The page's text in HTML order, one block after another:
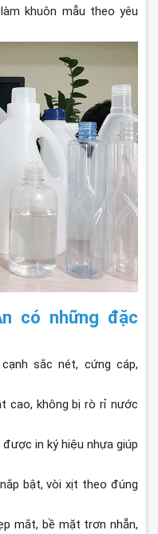
khuôn mẫu theo yêu
có những đặc
sắc nét, cứng cáp,
cao, không bị rò rỉ nước
in ký hiệu nhựa giúp
bật, vòi xịt theo đúng
mắt, bề mặt trơn nhẵn,